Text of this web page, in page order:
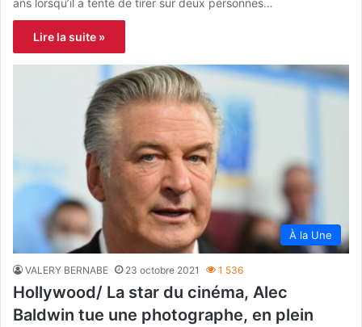
Lire la suite »
À la Une
VALERY BERNABE 23 octobre 2021 1 536
Hollywood/ La star du cinéma, Alec
Baldwin tue une photographe, en plein